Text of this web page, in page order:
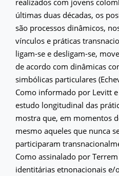
últimas duas décadas, os
são processos dinâmicos,
vínculos e práticas
ligam-se e desligam-se,
de acordo com dinâmicas
simbólicas particulares
Como informado por Levitt
estudo longitudinal das
mostra que, em momentos
mesmo aqueles que nunca
participaram
Como assinalado por
identitárias etnonacionais